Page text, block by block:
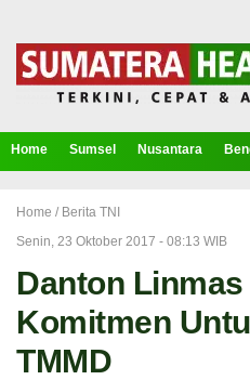
Home Sumsel Nusantara
Home / Berita TNI
Senin, 23 Oktober 2017 - 08:13 WIB
Danton
Komitmen
TMMD